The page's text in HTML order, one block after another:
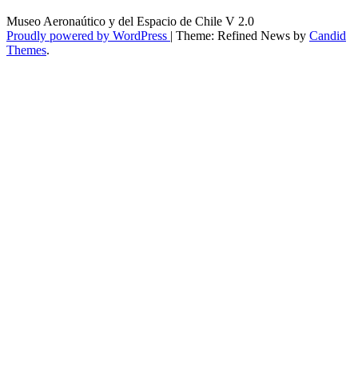
Museo Aeronaútico y del Espacio de Chile V 2.0
Proudly powered by WordPress | Theme: Refined News by Candid
Themes.